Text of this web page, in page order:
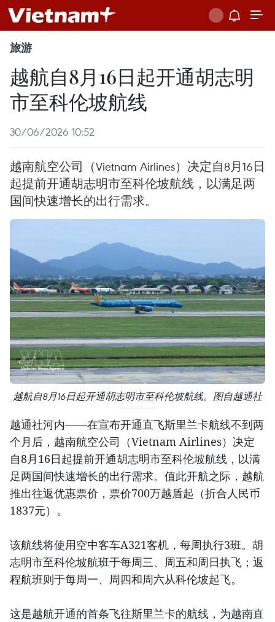
旅游
越航自8月16日起开通胡志明
市至科伦坡航线
30/06/2026 10:52
越南航空公司（Vietnam Airlines）决定自8月16日
起提前开通胡志明市至科伦坡航线，以满足两
国间快速增长的出行需求。
越航自8月16日起开通胡志明市至科伦坡航线。图自越通社
越通社河内——在宣布开通直飞斯里兰卡航线不到两
个月后，越南航空公司（Vietnam Airlines）决定
自8月16日起提前开通胡志明市至科伦坡航线，以满
足两国间快速增长的出行需求。值此开航之际，越航
推出往返优惠票价，票价700万越盾起（折合人民币
1837元）。
该航线将使用空中客车A321客机，每周执行3班。胡
志明市至科伦坡航班于每周三、周五和周日执飞；返
程航班则于每周一、周四和周六从科伦坡起飞。
这是越航开通的首条飞往斯里兰卡的航线，为越南直